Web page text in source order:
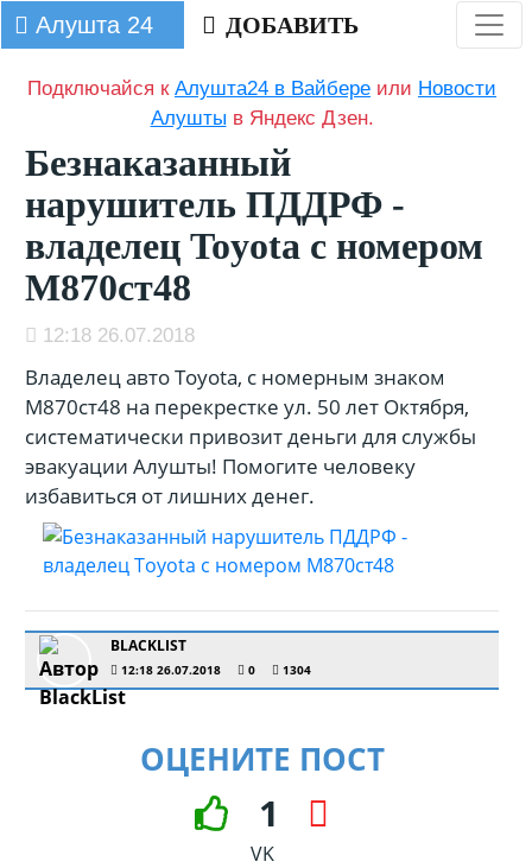
Алушта 24 ДОБАВИТЬ
Подключайся кАлушта24 в Вайбере или Новости
Алушты в Яндекс Дзен.
Безнаказанный
нарушитель ПДДРФ -
владелец Toyota с номером
М870ст48
12:18 26.07.2018
Владелец авто Toyota, с номерным знаком
М870ст48 на перекрестке ул. 50 лет Октября,
систематически привозит деньги для службы
эвакуации Алушты! Помогите человеку
избавиться от лишних денег.
BLACKLIST
12:18 26.07.2018 0 1304
ОЦЕНИТЕ ПОСТ
1
VK